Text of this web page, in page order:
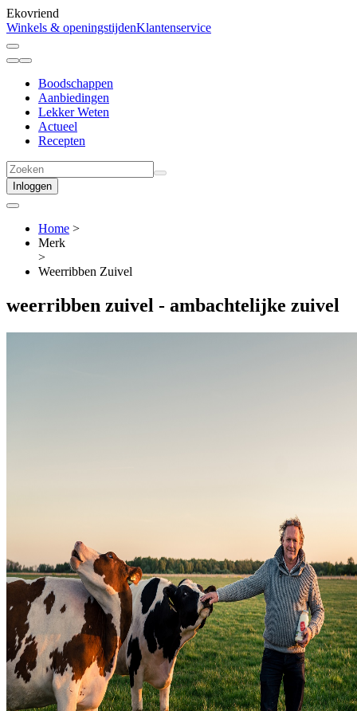
Ekovriend
Winkels & openingstijdenKlantenservice
Boodschappen
Aanbiedingen
Lekker Weten
Actueel
Recepten
Inloggen
Home >
Merk
>
Weerribben Zuivel
weerribben zuivel - ambachtelijke zuivel